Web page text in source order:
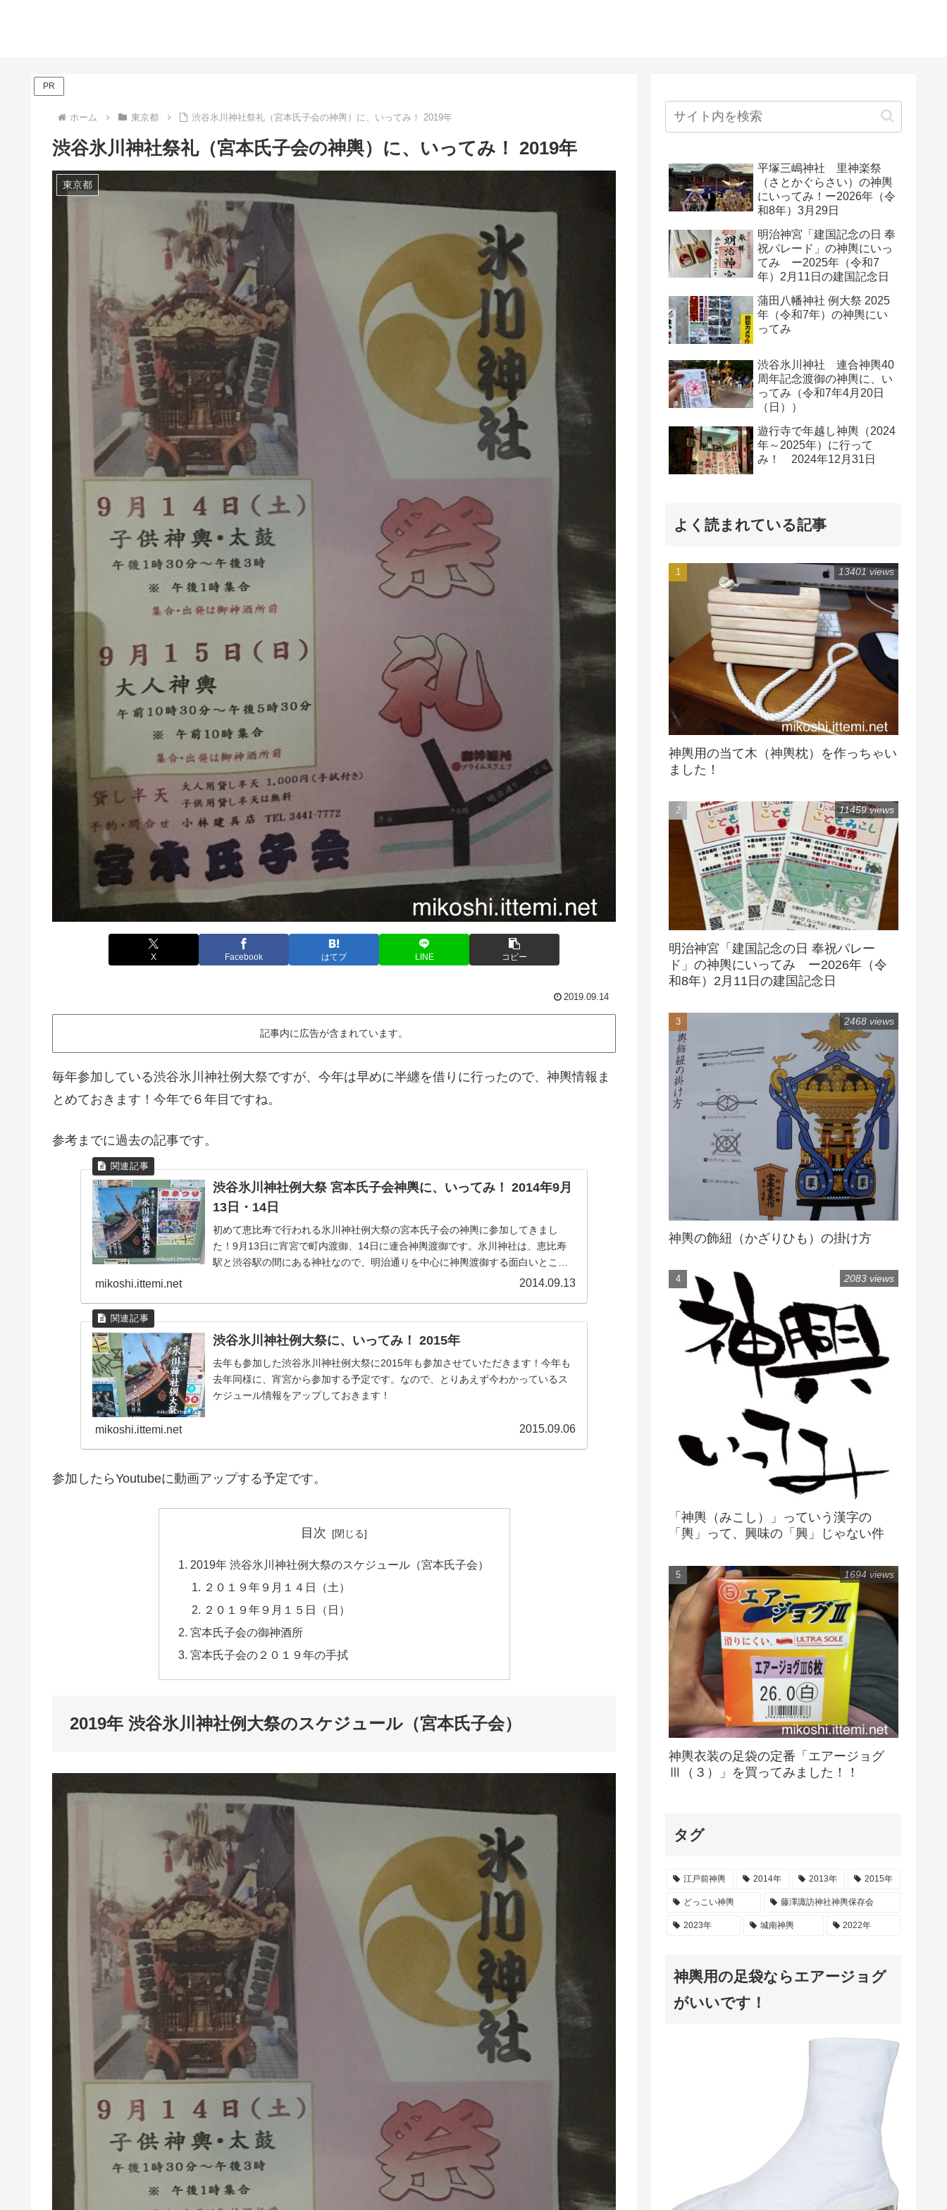
PR
ホーム 東京都 渋谷氷川神社祭礼（宮本氏子会の神輿）に、いってみ！ 2019年
渋谷氷川神社祭礼（宮本氏子会の神輿）に、いってみ！ 2019年
東京都
X Facebook はてブ LINE コピー
2019.09.14
記事内に広告が含まれています。
毎年参加している渋谷氷川神社例大祭ですが、今年は早めに半纏を借りに行ったので、神輿情報ま
とめておきます！今年で６年目ですね。
参考までに過去の記事です。
渋谷氷川神社例大祭 宮本氏子会神輿に、いってみ！ 2014年9月
13日・14日
初めて恵比寿で行われる氷川神社例大祭の宮本氏子会の神輿に参加してきまし
た！9月13日に宵宮で町内渡御、14日に連合神輿渡御です。氷川神社は、恵比寿
駅と渋谷駅の間にある神社なので、明治通りを中心に神輿渡御する面白いところ
mikoshi.ittemi.net 2014.09.13
渋谷氷川神社例大祭に、いってみ！ 2015年
去年も参加した渋谷氷川神社例大祭に2015年も参加させていただきます！今年も
去年同様に、宵宮から参加する予定です。なので、とりあえず今わかっているス
ケジュール情報をアップしておきます！
mikoshi.ittemi.net 2015.09.06
参加したらYoutubeに動画アップする予定です。
目次
2019年 渋谷氷川神社例大祭のスケジュール（宮本氏子会）
２０１９年９月１４日（土）
２０１９年９月１５日（日）
宮本氏子会の御神酒所
宮本氏子会の２０１９年の手拭
2019年 渋谷氷川神社例大祭のスケジュール（宮本氏子会）
平塚三嶋神社 里神楽祭
（さとかぐらさい）の神輿
にいってみ！ー2026年（令
和8年）3月29日
明治神宮「建国記念の日 奉
祝パレード」の神輿にいっ
てみ ー2025年（令和7
年）2月11日の建国記念日
蒲田八幡神社 例大祭 2025
年（令和7年）の神輿にい
ってみ
渋谷氷川神社 連合神輿40
周年記念渡御の神輿に、い
ってみ（令和7年4月20日
（日））
遊行寺で年越し神輿（2024
年～2025年）に行って
み！ 2024年12月31日
よく読まれている記事
神輿用の当て木（神輿枕）を作っちゃい
ました！
13401 views
明治神宮「建国記念の日 奉祝パレー
ド」の神輿にいってみ ー2026年（令
和8年）2月11日の建国記念日
11459 views
神輿の飾紐（かざりひも）の掛け方
2468 views
「神輿（みこし）」っていう漢字の
「輿」って、興味の「興」じゃない件
2083 views
神輿衣装の足袋の定番「エアージョグ
Ⅲ（３）」を買ってみました！！
1694 views
タグ
江戸前神輿 2014年 2013年 2015年
どっこい神輿 藤澤諏訪神社神輿保存会
2023年 城南神輿 2022年
神輿用の足袋ならエアージョグ
がいいです！